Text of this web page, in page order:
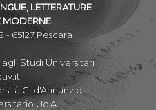
LETTERATURE
MODERNE
- 65127 Pescara
Studi Universitari
G. d'Annunzio
Ud'A